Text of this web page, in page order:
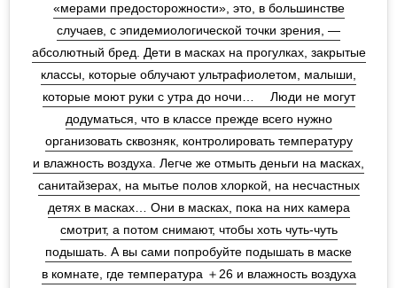
«мерами предосторожности», это, в большинстве
случаев, с эпидемиологической точки зрения, —
абсолютный бред. Дети в масках на прогулках, закрытые
классы, которые облучают ультрафиолетом, малыши,
которые моют руки с утра до ночи…⁣ ⠀⁣ Люди не могут
додуматься, что в классе прежде всего нужно
организовать сквозняк, контролировать температуру
и влажность воздуха. Легче же отмыть деньги на масках,
санитайзерах, на мытье полов хлоркой, на несчастных
детях в масках… Они в масках, пока на них камера
смотрит, а потом снимают, чтобы хоть чуть-чуть
подышать. А вы сами попробуйте подышать в маске
в комнате, где температура ＋26 и влажность воздуха